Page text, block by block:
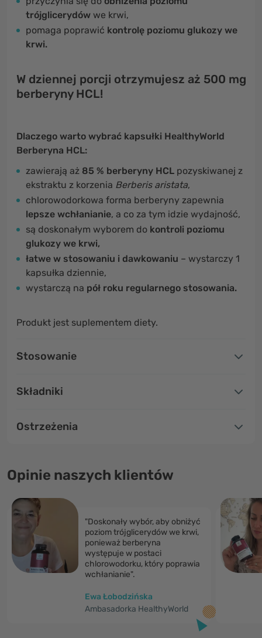
trójglicerydów we krwi,
pomaga poprawić kontrolę poziomu glukozy we
krwi.
W dziennej porcji otrzymujesz aż 500 mg
berberyny HCL!
Dlaczego warto wybrać kapsułki HealthyWorld
Berberyna HCL:
zawierają aż 85 % berberyny HCL pozyskiwanej z
ekstraktu z korzenia Berberis aristata,
chlorowodorkowa forma berberyny zapewnia
lepsze wchłanianie, a co za tym idzie wydajność,
są doskonałym wyborem do kontroli poziomu
glukozy we krwi,
łatwe w stosowaniu i dawkowaniu – wystarczy 1
kapsułka dziennie,
wystarczą na pół roku regularnego stosowania.
Produkt jest suplementem diety.
Stosowanie
Składniki
Ostrzeżenia
Opinie naszych klientów
"Doskonały wybór, aby obniżyć
poziom trójglicerydów we krwi,
ponieważ berberyna
występuje w postaci
chlorowodorku, który poprawia
wchłanianie".
Ewa Łobodzińska
Ambasadorka HealthyWorld